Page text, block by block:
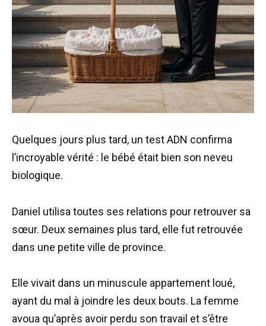
Quelques jours plus tard, un test ADN confirma
l’incroyable vérité : le bébé était bien son neveu
biologique.
Daniel utilisa toutes ses relations pour retrouver sa
sœur. Deux semaines plus tard, elle fut retrouvée
dans une petite ville de province.
Elle vivait dans un minuscule appartement loué,
ayant du mal à joindre les deux bouts. La femme
avoua qu’après avoir perdu son travail et s’être